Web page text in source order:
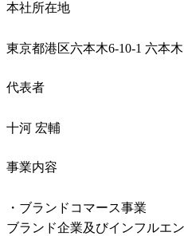
本社所在地
東京都港区六本木6-10-1 六本
代表者
十河 宏輔
事業内容
・ブランドコマース事業
ブランド企業及びインフルエ